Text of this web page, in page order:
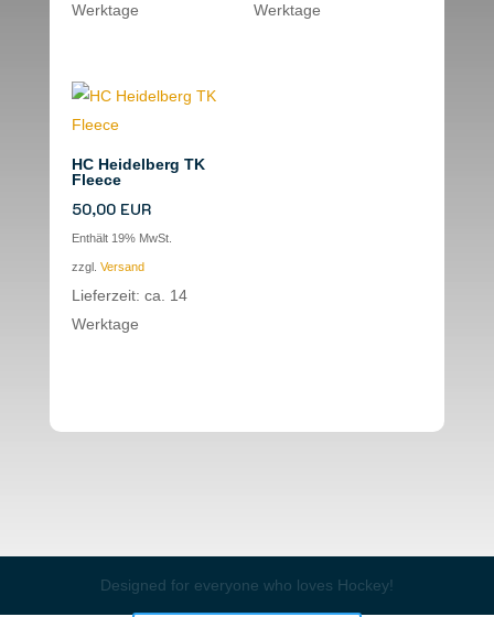
Werktage
Werktage
HC Heidelberg TK
Fleece
50,00EUR
Enthält 19% MwSt.
zzgl. Versand
Lieferzeit: ca. 14
Werktage
Designed for everyone who loves Hockey!